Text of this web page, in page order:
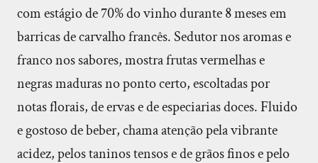
com estágio de 70% do vinho durante 8 meses em
barricas de carvalho francês. Sedutor nos aromas e
franco nos sabores, mostra frutas vermelhas e
negras maduras no ponto certo, escoltadas por
notas florais, de ervas e de especiarias doces. Fluido
e gostoso de beber, chama atenção pela vibrante
acidez, pelos taninos tensos e de grãos finos e pelo